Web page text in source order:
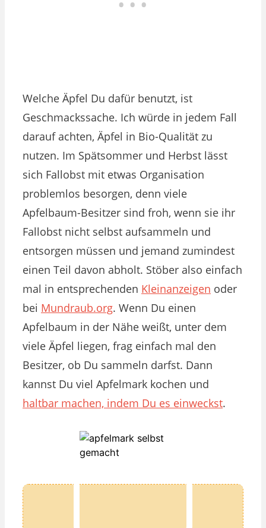
Welche Äpfel Du dafür benutzt, ist
Geschmackssache. Ich würde in jedem Fall
darauf achten, Äpfel in Bio-Qualität zu
nutzen. Im Spätsommer und Herbst lässt
sich Fallobst mit etwas Organisation
problemlos besorgen, denn viele
Apfelbaum-Besitzer sind froh, wenn sie ihr
Fallobst nicht selbst aufsammeln und
entsorgen müssen und jemand zumindest
einen Teil davon abholt. Stöber also einfach
mal in entsprechenden Kleinanzeigen oder
bei Mundraub.org. Wenn Du einen
Apfelbaum in der Nähe weißt, unter dem
viele Äpfel liegen, frag einfach mal den
Besitzer, ob Du sammeln darfst. Dann
kannst Du viel Apfelmark kochen und
haltbar machen, indem Du es einweckst.